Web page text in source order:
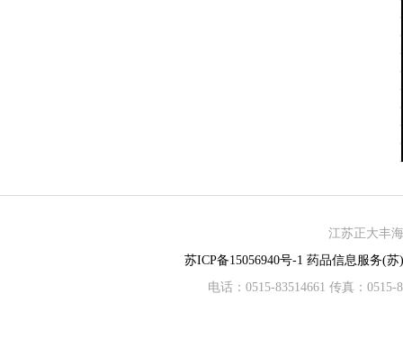
江苏正大丰
苏ICP备15056940号-1 药品信息服务(苏
电话：0515-83514661 传真：